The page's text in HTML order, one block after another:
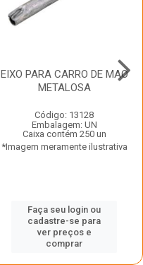
EIXO PARA CARRO DE MAO
METALOSA
Código: 13128
Embalagem: UN
Caixa contém 250 un
*Imagem meramente ilustrativa
Faça seu login ou
cadastre-se para
ver preços e
comprar